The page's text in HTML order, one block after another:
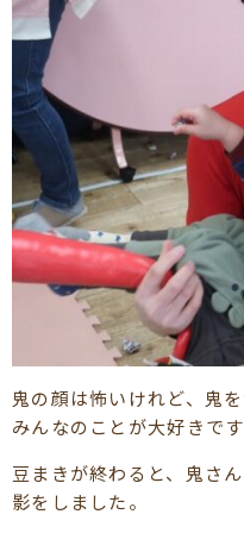
鬼の顔は怖いけれど、鬼
みんなのことが大好きです
豆まきが終わると、鬼さ
影をしました。